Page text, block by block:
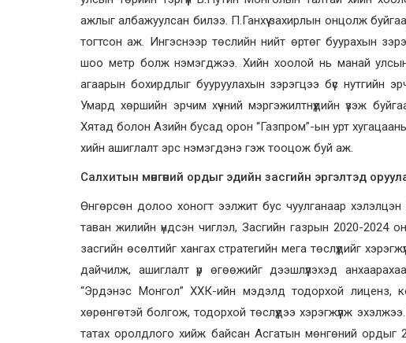
ажлыг албажуулсан билээ. П.Ганхүү захирлын онцолж
тогтсон аж. Ингэснээр төслийн нийт өртөг буурахын
шоо метр болж нэмэгджээ. Хийн хоолой нь манай улсын
агаарын бохирдлыг бууруулахын зэрэгцээ бүс нутгийн
Умард хөршийн эрчим хүчний мэргэжилтнүүдийн үзэж
Хятад болон Азийн бусад орон “Газпром”-ын урт
хийн ашиглалт эрс нэмэгдэнэ гэж тооцож буй аж.
Салхитын мөнгөний ордыг эдийн засгийн эргэлтэд
Өнгөрсөн долоо хоногт ээлжит бус чуулганаар
таван жилийн үндсэн чиглэл, Засгийн газрын 2020-2024
засгийн өсөлтийг хангах стратегийн мега төслүүдийг
дайчилж, ашиглалт үр өгөөжийг дээшлүүлэхэд
“Эрдэнэс Монгол” ХХК-ийн мэдэлд тодорхой лиценз,
хөрөнгөтэй болгож, тодорхой төслүүдээ хэрэгжүүлж
татах оролдлого хийж байсан Асгатын мөнгөний